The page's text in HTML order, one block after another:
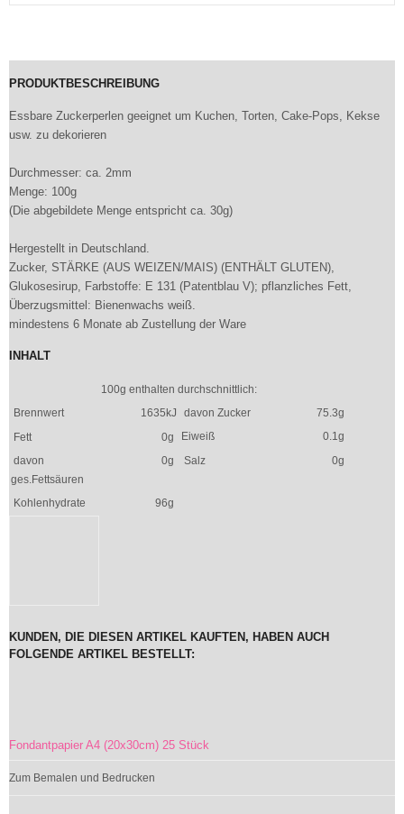
PRODUKTBESCHREIBUNG
Essbare Zuckerperlen geeignet um Kuchen, Torten, Cake-Pops, Kekse
usw. zu dekorieren
Durchmesser: ca. 2mm
Menge: 100g
(Die abgebildete Menge entspricht ca. 30g)
Hergestellt in Deutschland.
Zucker, STÄRKE (AUS WEIZEN/MAIS) (ENTHÄLT GLUTEN),
Glukosesirup, Farbstoffe: E 131 (Patentblau V); pflanzliches Fett,
Überzugsmittel: Bienenwachs weiß.
mindestens 6 Monate ab Zustellung der Ware
INHALT
100g enthalten durchschnittlich:
Brennwert
1635kJ davon Zucker
75.3g
Fett
0g Eiweiß
0.1g
davon
ges.Fettsäuren
0g Salz 0g
Kohlenhydrate 96g
KUNDEN, DIE DIESEN ARTIKEL KAUFTEN, HABEN AUCH
FOLGENDE ARTIKEL BESTELLT:
Fondantpapier A4 (20x30cm) 25 Stück
Zum Bemalen und Bedrucken